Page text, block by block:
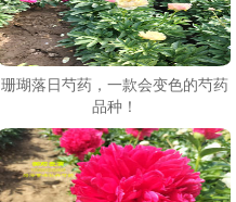
珊瑚落日芍药，一款会变色的芍药
品种！